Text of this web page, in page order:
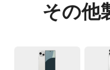
その他